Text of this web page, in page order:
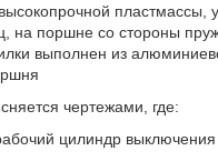
на поршне со стороны
выполнен из
чертежами, где:
цилиндр выключения